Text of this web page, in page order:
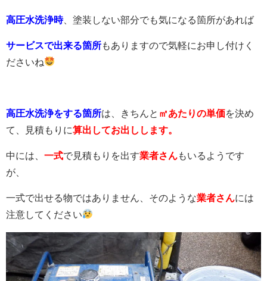
高圧水洗浄時、塗装しない部分でも気になる箇所があれば
サービスで出来る箇所もありますので気軽にお申し付けく
ださいね
高圧水洗浄をする箇所は、きちんと ㎡あたりの単価を決め
て、見積もりに算出してお出しします。
中には、 一式で見積もりを出す業者さんもいるようです
が、
一式で出せる物ではありません、そのような業者さ んには
注意してください